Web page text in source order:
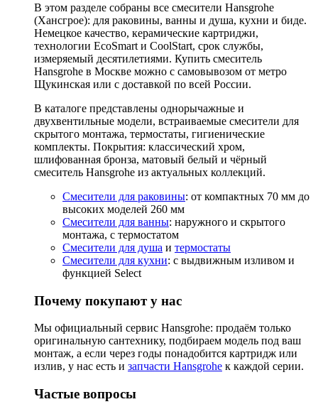
В этом разделе собраны все смесители Hansgrohe
(Хансгрое): для раковины, ванны и душа, кухни и биде.
Немецкое качество, керамические картриджи,
технологии EcoSmart и CoolStart, срок службы,
измеряемый десятилетиями. Купить смеситель
Hansgrohe в Москве можно с самовывозом от метро
Щукинская или с доставкой по всей России.
В каталоге представлены однорычажные и
двухвентильные модели, встраиваемые смесители для
скрытого монтажа, термостаты, гигиенические
комплекты. Покрытия: классический хром,
шлифованная бронза, матовый белый и чёрный
смеситель Hansgrohe из актуальных коллекций.
Смесители для раковины: от компактных 70 мм до
высоких моделей 260 мм
Смесители для ванны: наружного и скрытого
монтажа, с термостатом
Смесители для душа и термостаты
Смесители для кухни: с выдвижным изливом и
функцией Select
Почему покупают у нас
Мы официальный сервис Hansgrohe: продаём только
оригинальную сантехнику, подбираем модель под ваш
монтаж, а если через годы понадобится картридж или
излив, у нас есть и запчасти Hansgrohe к каждой серии.
Частые вопросы